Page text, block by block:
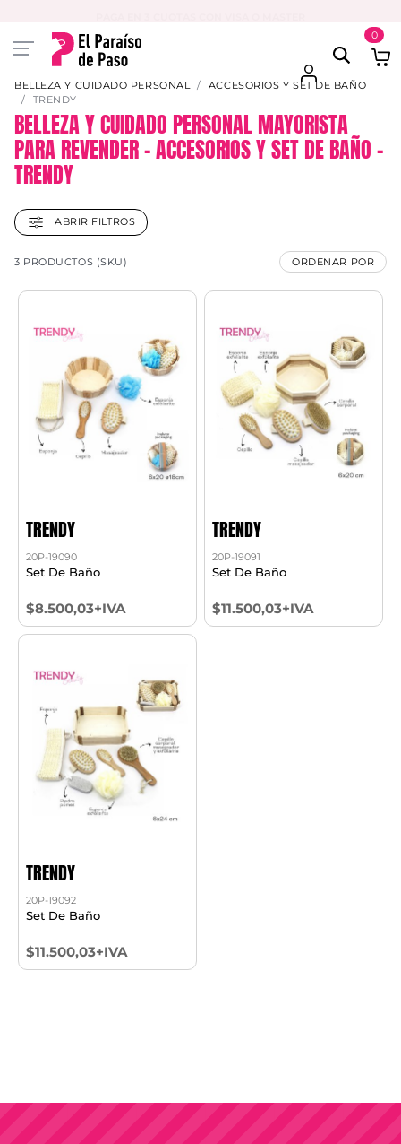
0
BELLEZA Y CUIDADO PERSONAL
ACCESORIOS Y SET DE BAÑO
TRENDY
BELLEZA Y CUIDADO PERSONAL MAYORISTA
PARA REVENDER – ACCESORIOS Y SET DE BAÑO –
TRENDY
ABRIR FILTROS
3 PRODUCTOS (SKU) ORDENAR POR
TRENDY
20P-19090
Set De Baño
$8.500,03+IVA
TRENDY
20P-19091
Set De Baño
$11.500,03+IVA
TRENDY
20P-19092
Set De Baño
$11.500,03+IVA